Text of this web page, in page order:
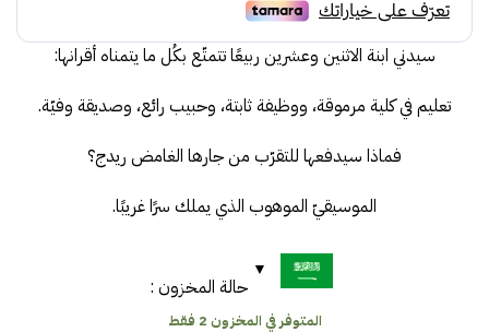
سيدني ابنة الاثنين وعشرين ربيعًا تتمتّع بكُل ما يتمناه أقرانها:
تعليم في كلية مرموقة، ووظيفة ثابتة، وحبيب رائع، وصديقة وفيّة.
فماذا سيدفعها للتقرّب من جارها الغامض ريدج؟
الموسيقيّ الموهوب الذي يملك سرًا غريبًا.
حالة المخزون :
المتوفر في المخزون 2 فقط